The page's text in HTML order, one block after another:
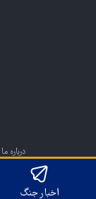
درباره ما
اخبار جنگ